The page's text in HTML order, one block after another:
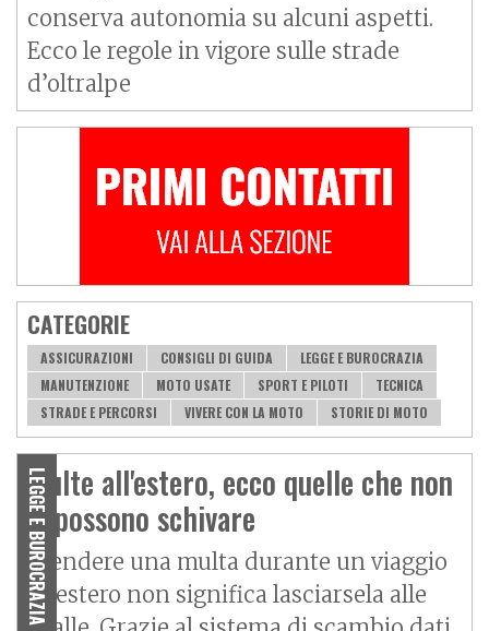
conserva autonomia su alcuni aspetti.
Ecco le regole in vigore sulle strade
d’oltralpe
CATEGORIE
ASSICURAZIONI CONSIGLI DI GUIDA
LEGGE E BUROCRAZIA
MANUTENZIONE
MOTO USATE SPORT E PILOTI
TECNICA
STRADE E PERCORSI
VIVERE CON LA MOTO STORIE DI MOTO
LEGGE E BUROCRAZIA
Multe all'estero, ecco quelle che non
si possono schivare
Prendere una multa durante un viaggio
all'estero non significa lasciarsela alle